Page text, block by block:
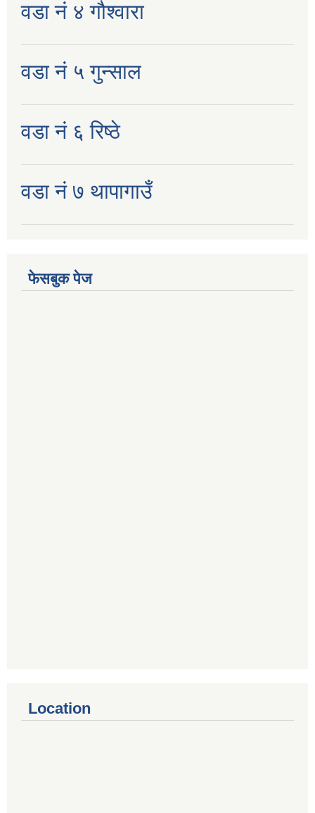
वडा नं ४ गौश्वारा
वडा नं ५ गुन्साल
वडा नं ६ रिष्ठे
वडा नं ७ थापागाउँ
फेसबुक पेज
Location